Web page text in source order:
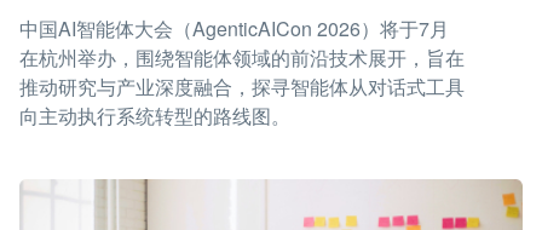
中国AI智能体大会（AgenticAICon 2026）将于7月
在杭州举办，围绕智能体领域的前沿技术展开，旨在
推动研究与产业深度融合，探寻智能体从对话式工具
向主动执行系统转型的路线图。